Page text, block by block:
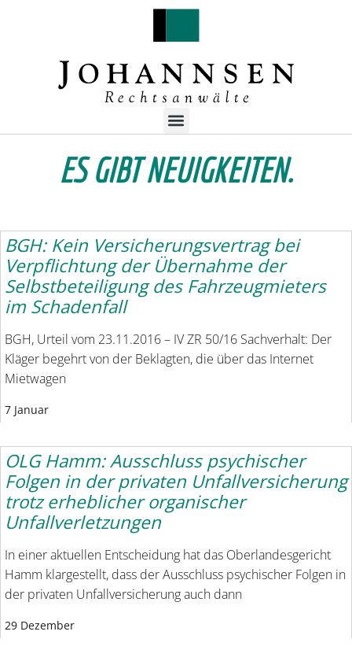
ES GIBT NEUIGKEITEN.
BGH: Kein Versicherungsvertrag bei
Verpflichtung der Übernahme der
Selbstbeteiligung des Fahrzeugmieters
im Schadenfall
BGH, Urteil vom 23.11.2016 – IV ZR 50/16 Sachverhalt: Der
Kläger begehrt von der Beklagten, die über das Internet
Mietwagen
7 Januar
OLG Hamm: Ausschluss psychischer
Folgen in der privaten Unfallversicherung
trotz erheblicher organischer
Unfallverletzungen
In einer aktuellen Entscheidung hat das Oberlandesgericht
Hamm klargestellt, dass der Ausschluss psychischer Folgen in
der privaten Unfallversicherung auch dann
29 Dezember